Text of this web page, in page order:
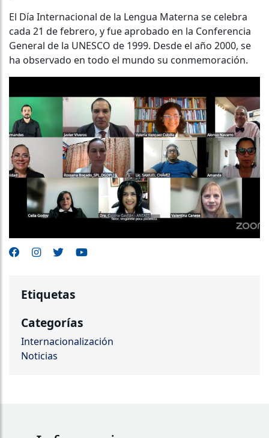
El Día Internacional de la Lengua Materna se celebra
cada 21 de febrero, y fue aprobado en la Conferencia
General de la UNESCO de 1999. Desde el año 2000, se
ha observado en todo el mundo su conmemoración.
Etiquetas
Categorías
Internacionalización
Noticias